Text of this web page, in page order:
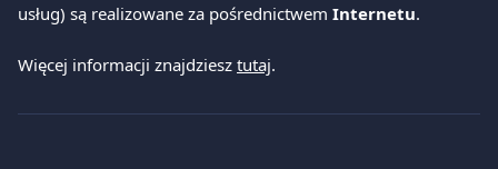
usług) są realizowane za pośrednictwem Internetu.
Więcej informacji znajdziesz tutaj.